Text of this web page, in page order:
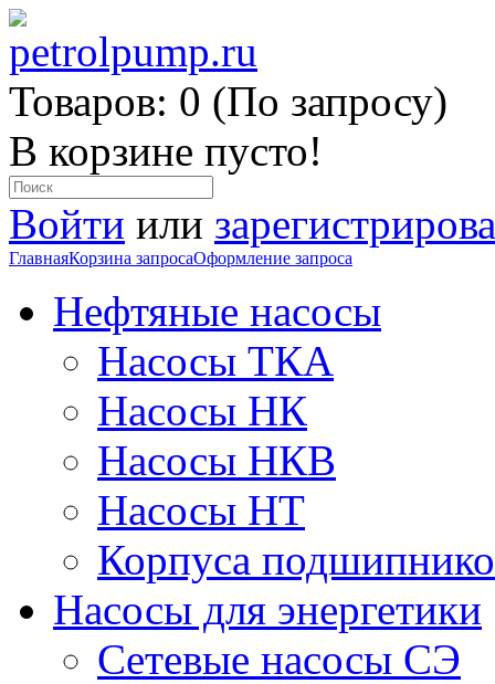
Товаров: 0 (По запросу)
В корзине пусто!
Войти или
ГлавнаяКорзина запросаОформление запроса
Нефтяные насосы
Насосы ТКА
Насосы НК
Насосы НКВ
Насосы НТ
Корпуса
Насосы для энергетики
Сетевые насосы СЭ